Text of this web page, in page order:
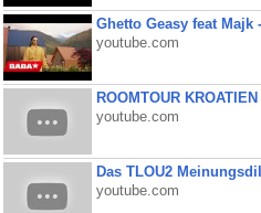
Ghetto Geasy feat Majk
youtube.com
ROOMTOUR
youtube.com
Das TLOU2
youtube.com